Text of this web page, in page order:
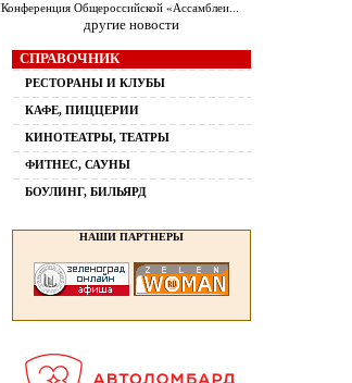
Конференция Общероссийской «Ассамблеи...
другие новости
СПРАВОЧНИК
РЕСТОРАНЫ И КЛУБЫ
КАФЕ, ПИЦЦЕРИИ
КИНОТЕАТРЫ, ТЕАТРЫ
ФИТНЕС, САУНЫ
БОУЛИНГ, БИЛЬЯРД
НАШИ ПАРТНЕРЫ